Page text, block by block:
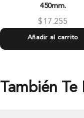
450mm.
$ 17.255
Añadir al carrito
También